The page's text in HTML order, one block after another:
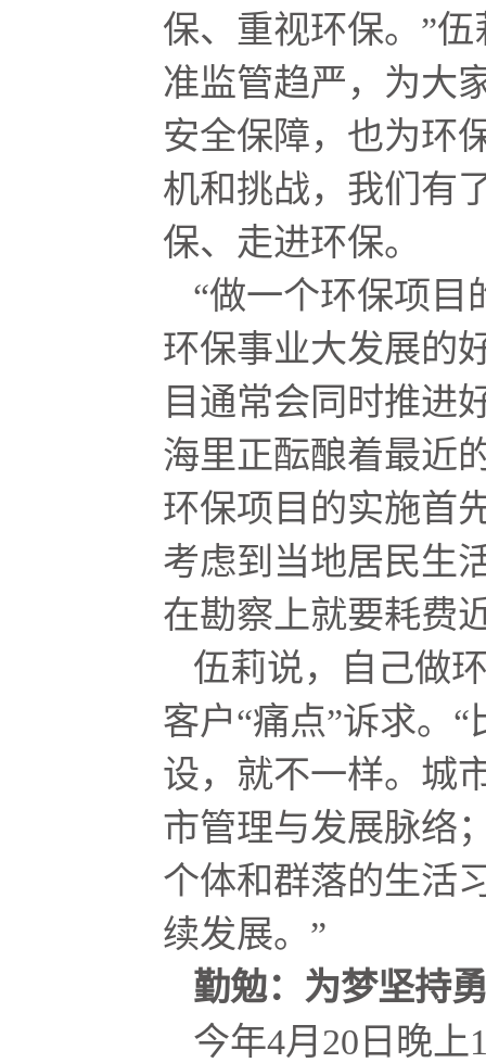
保、重视环保。”
准监管趋严，为大
安全保障，也为环
机和挑战，我们有
保、走进环保。
“做一个环保项目
环保事业大发展的
目通常会同时推进
海里正酝酿着最近
环保项目的实施首
考虑到当地居民生
在勘察上就要耗费
伍莉说，自己做
客户“痛点”诉求。
设，就不一样。城
市管理与发展脉络
个体和群落的生活
续发展。”
勤勉：为梦坚持
今年4月20日晚